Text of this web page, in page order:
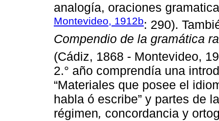
analogía, oraciones
Montevideo, 1912b: 290).
Compendio de la gramática
(Cádiz, 1868 - Montevideo,
2.° año comprendía una
“Materiales que posee el
habla ó escribe” y partes de
régimen, concordancia y